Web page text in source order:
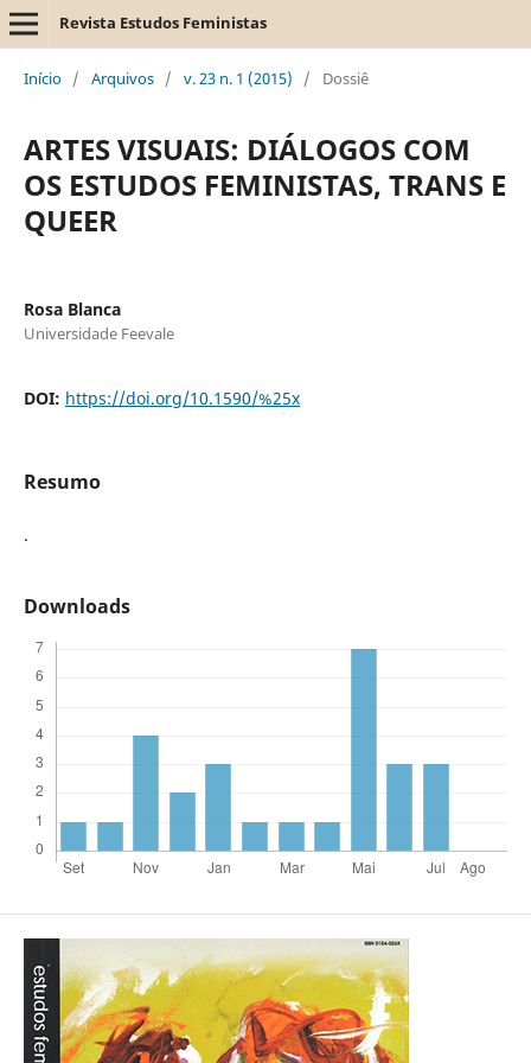
Revista Estudos Feministas
Início / Arquivos / v. 23 n. 1 (2015) / Dossiê
ARTES VISUAIS: DIÁLOGOS COM
OS ESTUDOS FEMINISTAS, TRANS E
QUEER
Rosa Blanca
Universidade Feevale
DOI: https://doi.org/10.1590/%25x
Resumo
.
Downloads